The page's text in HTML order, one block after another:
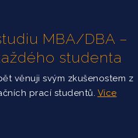
MBA/DBA –
studenta
věnuji svým zkušenostem z
prací studentů. Více